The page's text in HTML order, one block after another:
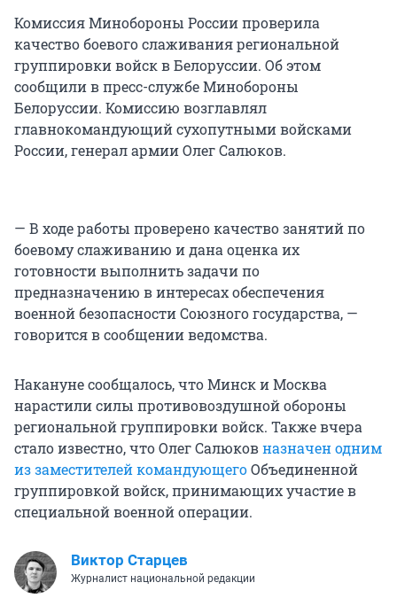
Комиссия Минобороны России проверила
качество боевого слаживания региональной
группировки войск в Белоруссии. Об этом
сообщили в пресс-службе Минобороны
Белоруссии. Комиссию возглавлял
главнокомандующий сухопутными войсками
России, генерал армии Олег Салюков.
— В ходе работы проверено качество занятий по
боевому слаживанию и дана оценка их
готовности выполнить задачи по
предназначению в интересах обеспечения
военной безопасности Союзного государства, —
говорится в сообщении ведомства.
Накануне сообщалось, что Минск и Москва
нарастили силы противовоздушной обороны
региональной группировки войск. Также вчера
стало известно, что Олег Салюковназначен одним
из заместителей командующегоОбъединенной
группировкой войск, принимающих участие в
специальной военной операции.
Виктор Старцев
Журналист национальной редакции